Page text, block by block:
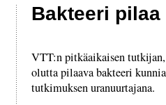
Bakteeri
VTT:n pitkäaikaisen
olutta pilaava bakteeri
tutkimuksen uranuurtajana.